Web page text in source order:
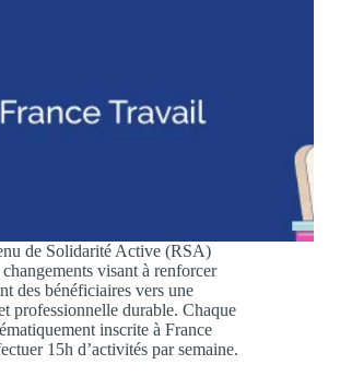
de Solidarité Active (RSA)
visant à renforcer
des bénéficiaires vers une
professionnelle durable. Chaque
inscrite à France
15h d’activités par semaine.